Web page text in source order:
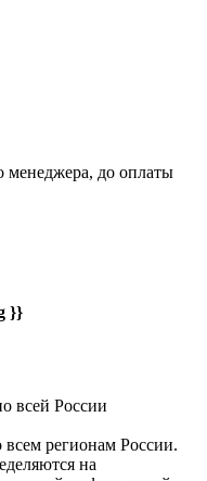
менеджера, до оплаты
}}
всей России
регионам России.
на